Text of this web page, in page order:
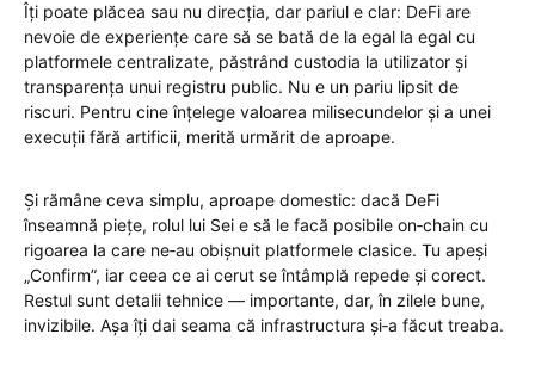
Îți poate plăcea sau nu direcția, dar pariul e clar: DeFi are
nevoie de experiențe care să se bată de la egal la egal cu
platformele centralizate, păstrând custodia la utilizator și
transparența unui registru public. Nu e un pariu lipsit de
riscuri. Pentru cine înțelege valoarea milisecundelor și a unei
execuții fără artificii, merită urmărit de aproape.
Și rămâne ceva simplu, aproape domestic: dacă DeFi
înseamnă piețe, rolul lui Sei e să le facă posibile on‑chain cu
rigoarea la care ne‑au obișnuit platformele clasice. Tu apeși
„Confirm”, iar ceea ce ai cerut se întâmplă repede și corect.
Restul sunt detalii tehnice — importante, dar, în zilele bune,
invizibile. Așa îți dai seama că infrastructura și‑a făcut treaba.